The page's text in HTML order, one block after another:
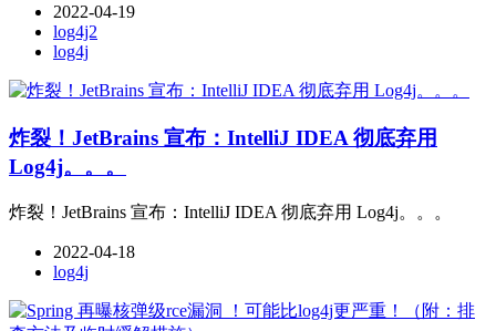
2022-04-19
log4j2
log4j
炸裂！JetBrains 宣布：IntelliJ IDEA 彻底弃用
Log4j。。。
炸裂！JetBrains 宣布：IntelliJ IDEA 彻底弃用 Log4j。。。
2022-04-18
log4j